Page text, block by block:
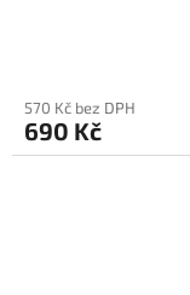
570 Kč bez DPH
690 Kč